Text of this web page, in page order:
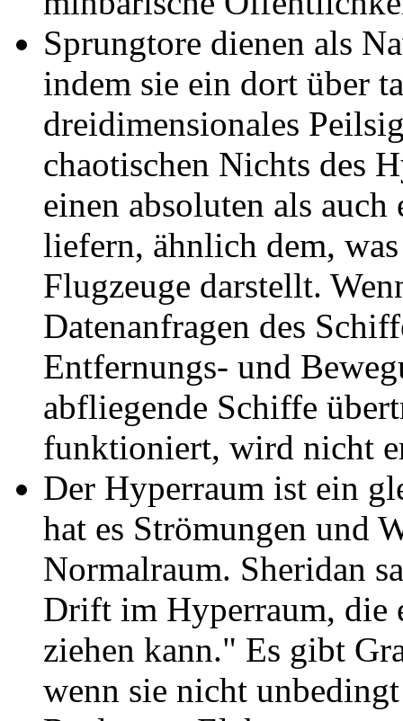
Sprungtore dienen als
indem sie ein dort über
dreidimensionales
chaotischen Nichts des
einen absoluten als
liefern, ähnlich dem,
Flugzeuge darstellt.
Datenanfragen des
Entfernungs- und
abfliegende Schiffe
funktioniert, wird nicht
Der Hyperraum ist ein
hat es Strömungen und
Normalraum. Sheridan
Drift im Hyperraum, die
ziehen kann." Es gibt
wenn sie nicht